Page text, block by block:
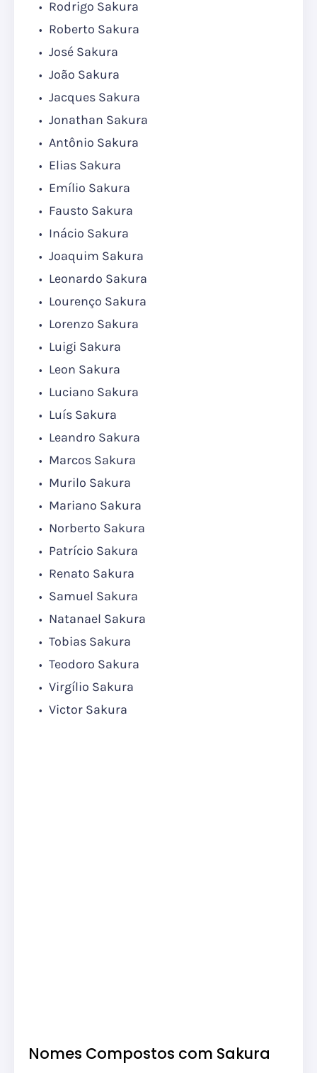
Rodrigo Sakura
Roberto Sakura
José Sakura
João Sakura
Jacques Sakura
Jonathan Sakura
Antônio Sakura
Elias Sakura
Emílio Sakura
Fausto Sakura
Inácio Sakura
Joaquim Sakura
Leonardo Sakura
Lourenço Sakura
Lorenzo Sakura
Luigi Sakura
Leon Sakura
Luciano Sakura
Luís Sakura
Leandro Sakura
Marcos Sakura
Murilo Sakura
Mariano Sakura
Norberto Sakura
Patrício Sakura
Renato Sakura
Samuel Sakura
Natanael Sakura
Tobias Sakura
Teodoro Sakura
Virgílio Sakura
Victor Sakura
Nomes Compostos com Sakura